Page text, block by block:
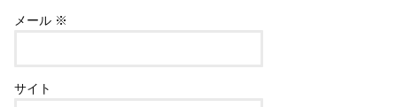
メール ※
サイト